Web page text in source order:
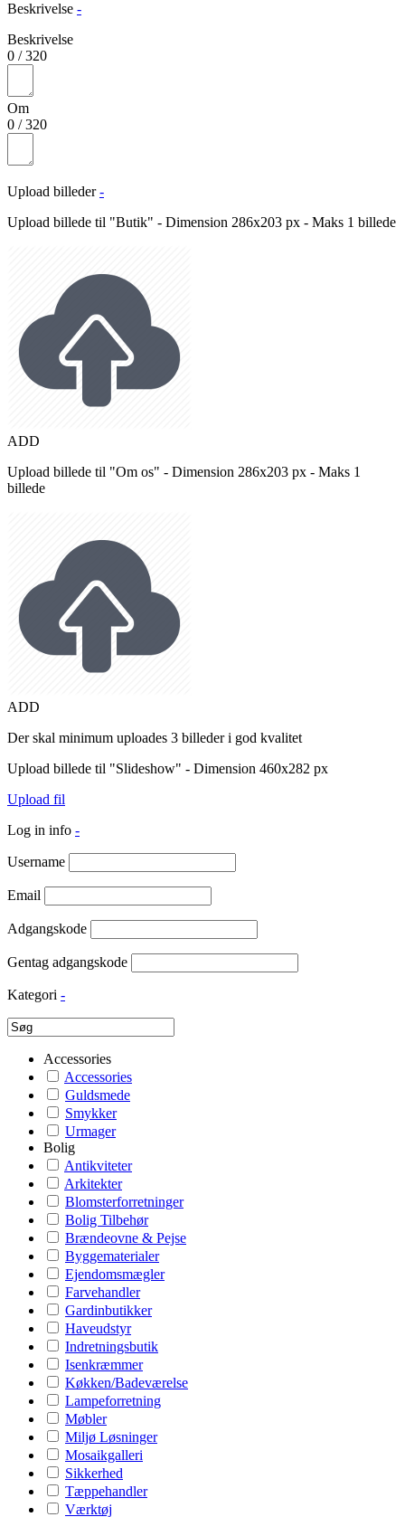
Beskrivelse -
Beskrivelse
0 /320
Om
0 /320
Upload billeder -
Upload billede til "Butik" - Dimension 286x203 px - Maks 1 billede
ADD
Upload billede til "Om os" - Dimension 286x203 px - Maks 1
billede
ADD
Der skal minimum uploades 3 billeder i god kvalitet
Upload billede til "Slideshow" - Dimension 460x282 px
Upload fil
Log in info -
Username
Email
Adgangskode
Gentag adgangskode
Kategori -
Accessories
Accessories
Guldsmede
Smykker
Urmager
Bolig
Antikviteter
Arkitekter
Blomsterforretninger
Bolig Tilbehør
Brændeovne & Pejse
Byggematerialer
Ejendomsmægler
Farvehandler
Gardinbutikker
Haveudstyr
Indretningsbutik
Isenkræmmer
Køkken/Badeværelse
Lampeforretning
Møbler
Miljø Løsninger
Mosaikgalleri
Sikkerhed
Tæppehandler
Værktøj